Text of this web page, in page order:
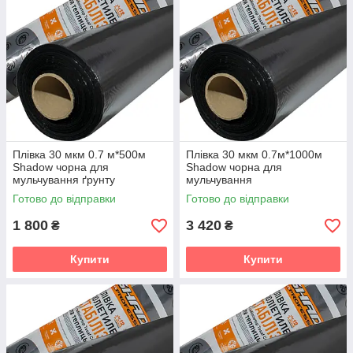
Плівка TM Shadow підходить для різноманітних культур
– овочів, ягід, квітів та інших рослин, що забезпечує її
широке застосування в аграрному секторі.
Чому вибрати плівку TM Shadow?
Власне виробництво
Ми пропонуємо плівку власного виробництва, що
гарантує високий контроль якості на кожному етапі
виготовлення. Всі наші товари виготовляються за
сучасними технологіями з використанням якісних
матеріалів, що забезпечує їх довговічність та
ефективність.
Сертифікат якості
Кожна партія продукції проходить ретельну перевірку
та має сертифікат якості. Ви можете бути впевнені в
тому, що наш продукт відповідає всім міжнародним
стандартам.
Гарантія 24 місяці
Ми надаємо гарантію на наші товари строком на 24
місяці, що є свідченням їх надійності та тривалої
експлуатації без втрати ефективності. Ваша інвестиція
буде захищена, а ви отримаєте спокій за якість
придбаного товару.
Плівка 30 мкм 0.7 м*500м
Shadow чорна для
мульчування ґрунту
Готово до відправки
1 800 ₴
Купити
Плівка 30 мкм 0.7м*1000м
Shadow чорна для
мульчування
Готово до відправки
3 420 ₴
Купити